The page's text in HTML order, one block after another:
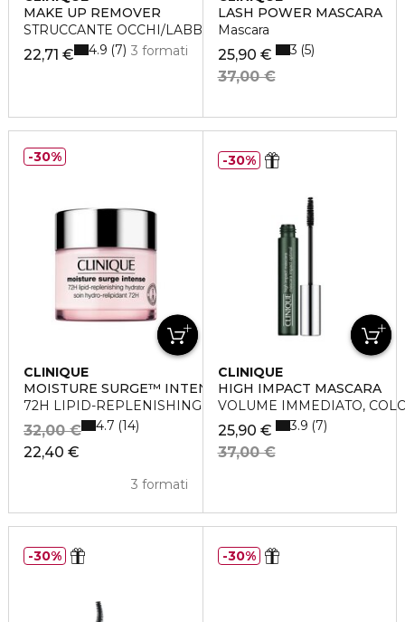
MAKE UP REMOVER
STRUCCANTE OCCHI/LABBRA TAKE THE DAY OFF
22,71 € 3 formati
4.9 7
LASH POWER MASCARA
Mascara
25,90 €
37,00 €
3 5
CLINIQUE
MOISTURE SURGE™ INTENSE
72H LIPID-REPLENISHING HYDRATOR
22,40 €
32,00 €
3 formati
4.7 14
30%
CLINIQUE
HIGH IMPACT MASCARA
VOLUME IMMEDIATO,
25,90 €
37,00 €
3.9 7
30%
30% 30%